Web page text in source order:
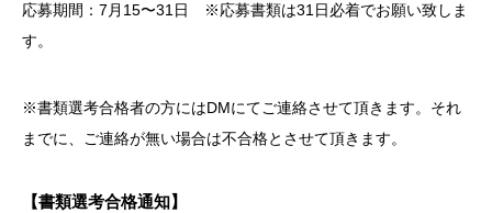
応募期間：7月15〜31日 ※応募書類は31日必着でお願い致しま
す。
※書類選考合格者の方にはDMにてご連絡させて頂きます。それ
までに、ご連絡が無い場合は不合格とさせて頂きます。
【書類選考合格通知】